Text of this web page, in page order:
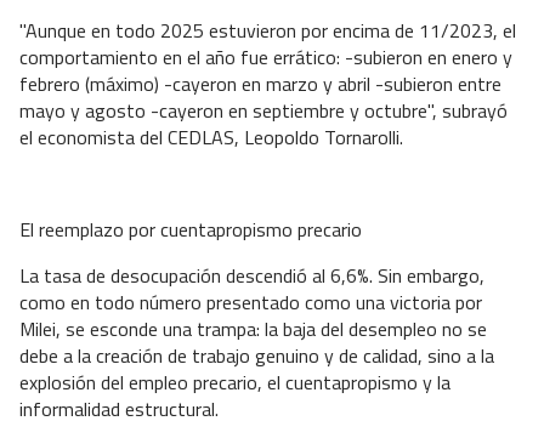
"Aunque en todo 2025 estuvieron por encima de 11/2023, el
comportamiento en el año fue errático: -subieron en enero y
febrero (máximo) -cayeron en marzo y abril -subieron entre
mayo y agosto -cayeron en septiembre y octubre", subrayó
el economista del CEDLAS, Leopoldo Tornarolli.
El reemplazo por cuentapropismo precario
La tasa de desocupación descendió al 6,6%. Sin embargo,
como en todo número presentado como una victoria por
Milei, se esconde una trampa: la baja del desempleo no se
debe a la creación de trabajo genuino y de calidad, sino a la
explosión del empleo precario, el cuentapropismo y la
informalidad estructural.